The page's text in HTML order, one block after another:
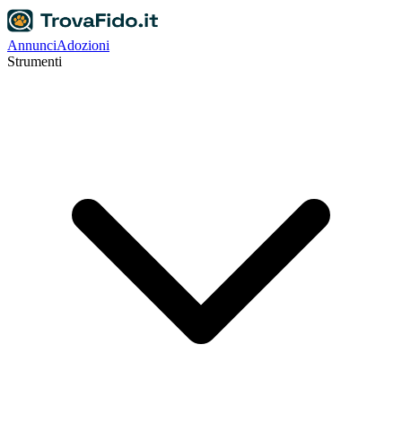
AnnunciAdozioni
Strumenti